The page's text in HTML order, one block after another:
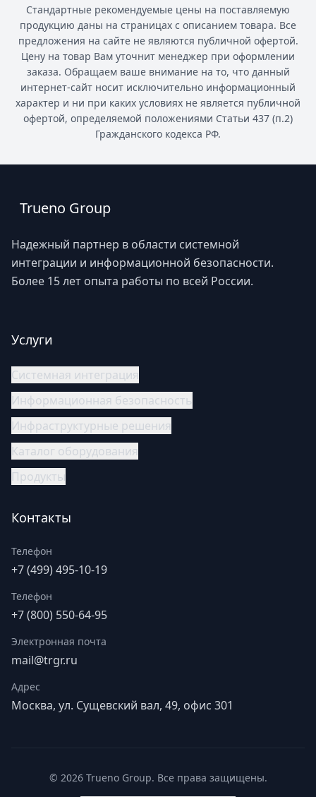
Стандартные рекомендуемые цены на поставляемую
продукцию даны на страницах с описанием товара. Все
предложения на сайте не являются публичной офертой.
Цену на товар Вам уточнит менеджер при оформлении
заказа. Обращаем ваше внимание на то, что данный
интернет-сайт носит исключительно информационный
характер и ни при каких условиях не является публичной
офертой, определяемой положениями Статьи 437 (п.2)
Гражданского кодекса РФ.
Trueno Group
Надежный партнер в области системной
интеграции и информационной безопасности.
Более 15 лет опыта работы по всей России.
Услуги
Системная интеграция
Информационная безопасность
Инфраструктурные решения
Каталог оборудования
Продукты
Контакты
Телефон
+7 (499) 495-10-19
Телефон
+7 (800) 550-64-95
Электронная почта
mail@trgr.ru
Адрес
Москва, ул. Сущевский вал, 49, офис 301
© 2026Trueno Group. Все права защищены.